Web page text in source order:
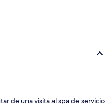
de una visita al spa de servicio